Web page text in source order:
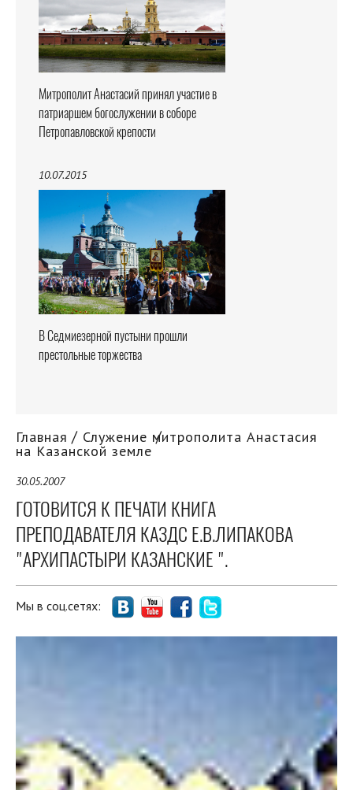
Митрополит Анастасий принял участие в
патриаршем богослужении в соборе
Петропавловской крепости
10.07.2015
В Седмиезерной пустыни прошли
престольные торжества
Главная Служение митрополита Анастасия
на Казанской земле
30.05.2007
ГОТОВИТСЯ К ПЕЧАТИ КНИГА
ПРЕПОДАВАТЕЛЯ КАЗДС Е.В.ЛИПАКОВА
"АРХИПАСТЫРИ КАЗАНСКИЕ ".
Мы в соц.сетях: